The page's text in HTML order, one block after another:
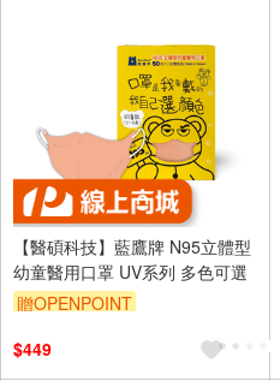
【醫碩科技】藍鷹牌 N95立體型
幼童醫用口罩 UV系列 多色可選
贈OPENPOINT
$449